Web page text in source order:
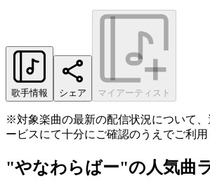
歌手情報 シェア マイアーティスト
※対象楽曲の最新の配信状況について、
ービスにて十分にご確認のうえでご利用
"やなわらばー"の人気曲